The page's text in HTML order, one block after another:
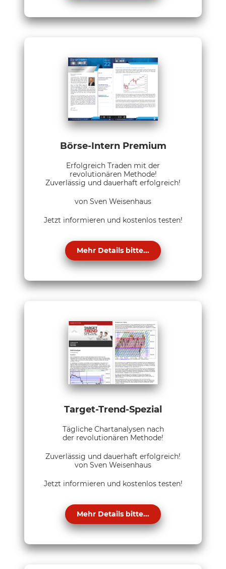
Börse-Intern Premium
Erfolgreich Traden mit der
revolutionären Methode!
Zuverlässig und dauerhaft erfolgreich!
von Sven Weisenhaus
Jetzt informieren und kostenlos testen!
Mehr Details bitte...
Target-Trend-Spezial
Tägliche Chartanalysen nach
der revolutionären Methode!
Zuverlässig und dauerhaft erfolgreich!
von Sven Weisenhaus
Jetzt informieren und kostenlos testen!
Mehr Details bitte...